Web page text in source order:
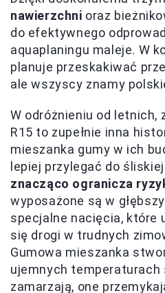
nawierzchni oraz
do efektywnego
aquaplaningu maleje. W
planuje przeskakiwać
ale wszyscy znamy
W odróżnieniu od letnich,
R15 to zupełnie inna
mieszanka gumy w ich
lepiej przylegać do
znacząco ogranicza
wyposażone są w
specjalne nacięcia, które
się drogi w trudnych
Gumowa mieszanka
ujemnych temperaturach
zamarzają, one